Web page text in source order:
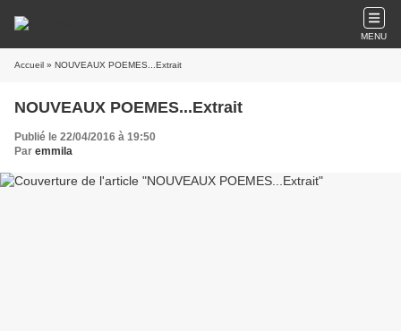
MENU
Accueil » NOUVEAUX POEMES...Extrait
NOUVEAUX POEMES...Extrait
Publié le 22/04/2016 à 19:50
Par emmila